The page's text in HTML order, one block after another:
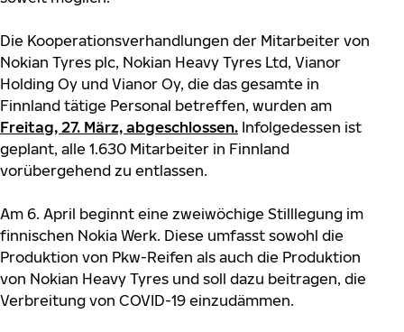
Die Kooperationsverhandlungen der Mitarbeiter von
Nokian Tyres plc, Nokian Heavy Tyres Ltd, Vianor
Holding Oy und Vianor Oy, die das gesamte in
Finnland tätige Personal betreffen, wurden am
Freitag, 27. März, abgeschlossen. Infolgedessen ist
geplant, alle 1.630 Mitarbeiter in Finnland
vorübergehend zu entlassen.
Am 6. April beginnt eine zweiwöchige Stilllegung im
finnischen Nokia Werk. Diese umfasst sowohl die
Produktion von Pkw-Reifen als auch die Produktion
von Nokian Heavy Tyres und soll dazu beitragen, die
Verbreitung von COVID-19 einzudämmen.